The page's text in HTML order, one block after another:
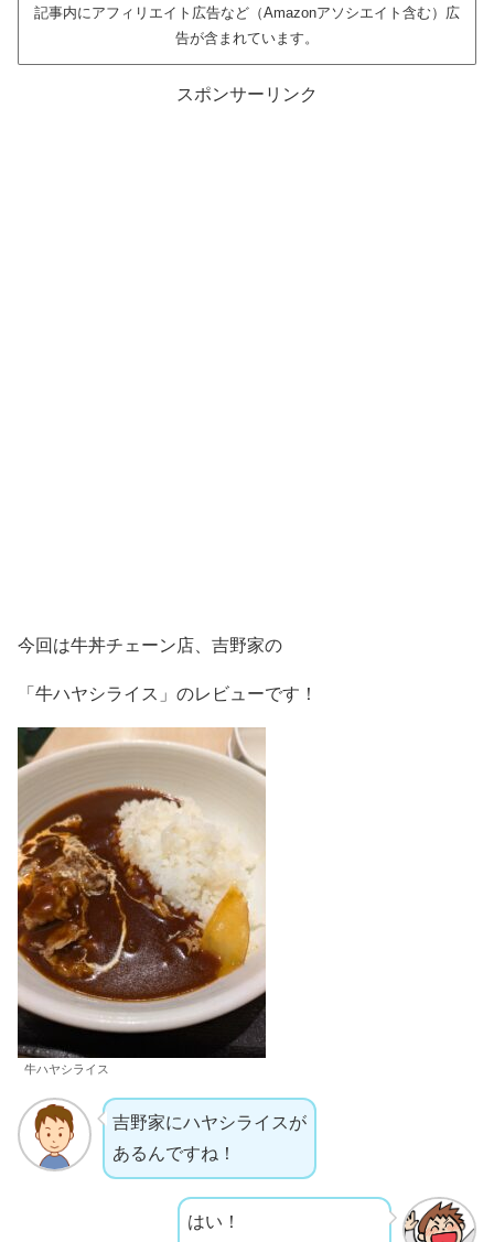
記事内にアフィリエイト広告など（Amazonアソシエイト含む）広
告が含まれています。
スポンサーリンク
今回は牛丼チェーン店、吉野家の
「牛ハヤシライス」のレビューです！
牛ハヤシライス
吉野家にハヤシライスが
あるんですね！
はい！